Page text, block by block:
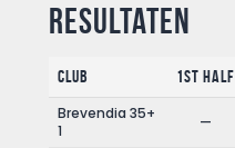
Resultaten
Club 1st Half
Brevendia 35+
1
—